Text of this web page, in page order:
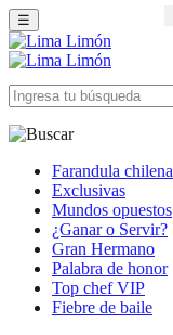
☰
Farandula chilena
Exclusivas
Mundos opuestos
¿Ganar o Servir?
Gran Hermano
Palabra de honor
Top chef VIP
Fiebre de baile